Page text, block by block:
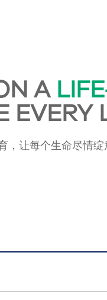
A
EVERY
，让每个生命尽情绽